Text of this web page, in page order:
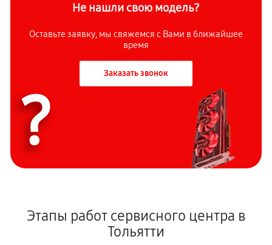
Не нашли свою модель?
Оставьте заявку, мы свяжемся с Вами в ближайшее
время
Заказать звонок
?
Этапы работ сервисного центра в
Тольятти